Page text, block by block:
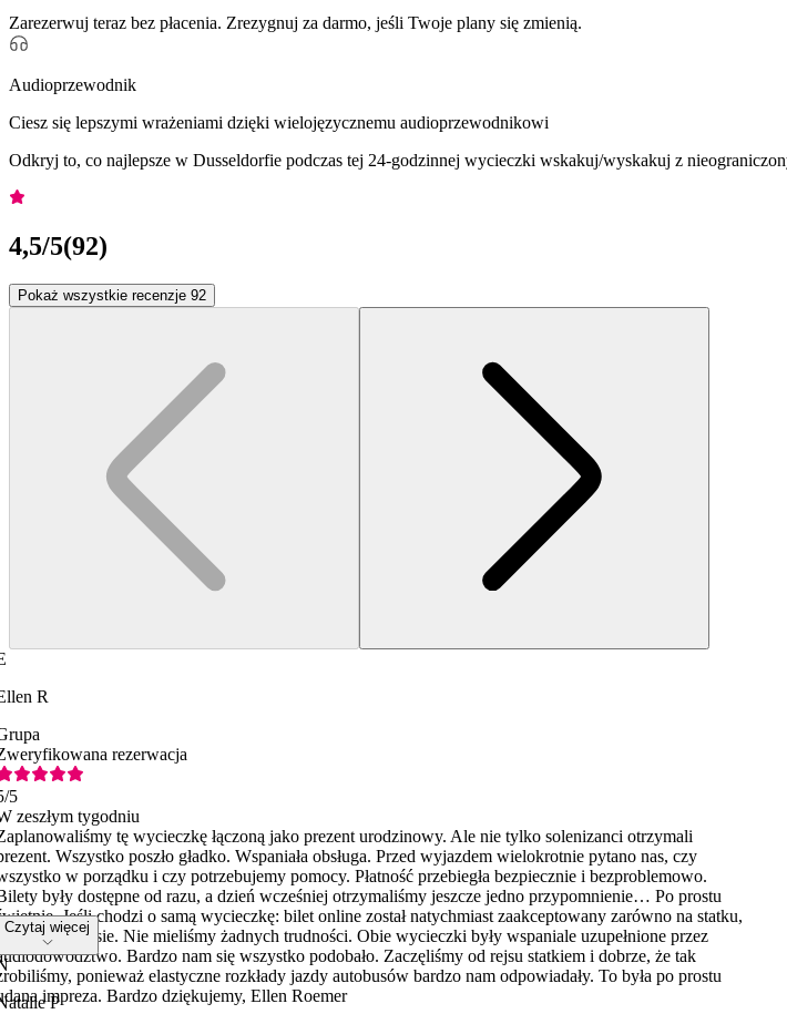
Zarezerwuj teraz bez płacenia. Zrezygnuj za darmo, jeśli Twoje plany się zmienią.
Audioprzewodnik
Ciesz się lepszymi wrażeniami dzięki wielojęzycznemu audioprzewodnikowi
Odkryj to, co najlepsze w Dusseldorfie podczas tej 24-godzinnej wycieczki wskakuj/wyskakuj z
4,5/5(92)
Pokaż wszystkie recenzje 92
R
rezerwacja
/5
zeszłym tygodniu
tę wycieczkę łączoną jako prezent urodzinowy. Ale nie tylko solenizanci otrzymali
Wszystko poszło gładko. Wspaniała obsługa. Przed wyjazdem wielokrotnie pytano nas, czy
w porządku i czy potrzebujemy pomocy. Płatność przebiegła bezpiecznie i bezproblemowo.
były dostępne od razu, a dzień wcześniej otrzymaliśmy jeszcze jedno przypomnienie… Po prostu
Jeśli chodzi o samą wycieczkę: bilet online został natychmiast zaakceptowany zarówno na statku,
i w autobusie. Nie mieliśmy żadnych trudności. Obie wycieczki były wspaniale uzupełnione przez
Bardzo nam się wszystko podobało. Zaczęliśmy od rejsu statkiem i dobrze, że tak
ponieważ elastyczne rozkłady jazdy autobusów bardzo nam odpowiadały. To była po prostu
impreza. Bardzo dziękujemy, Ellen Roemer
Czytaj więcej
P